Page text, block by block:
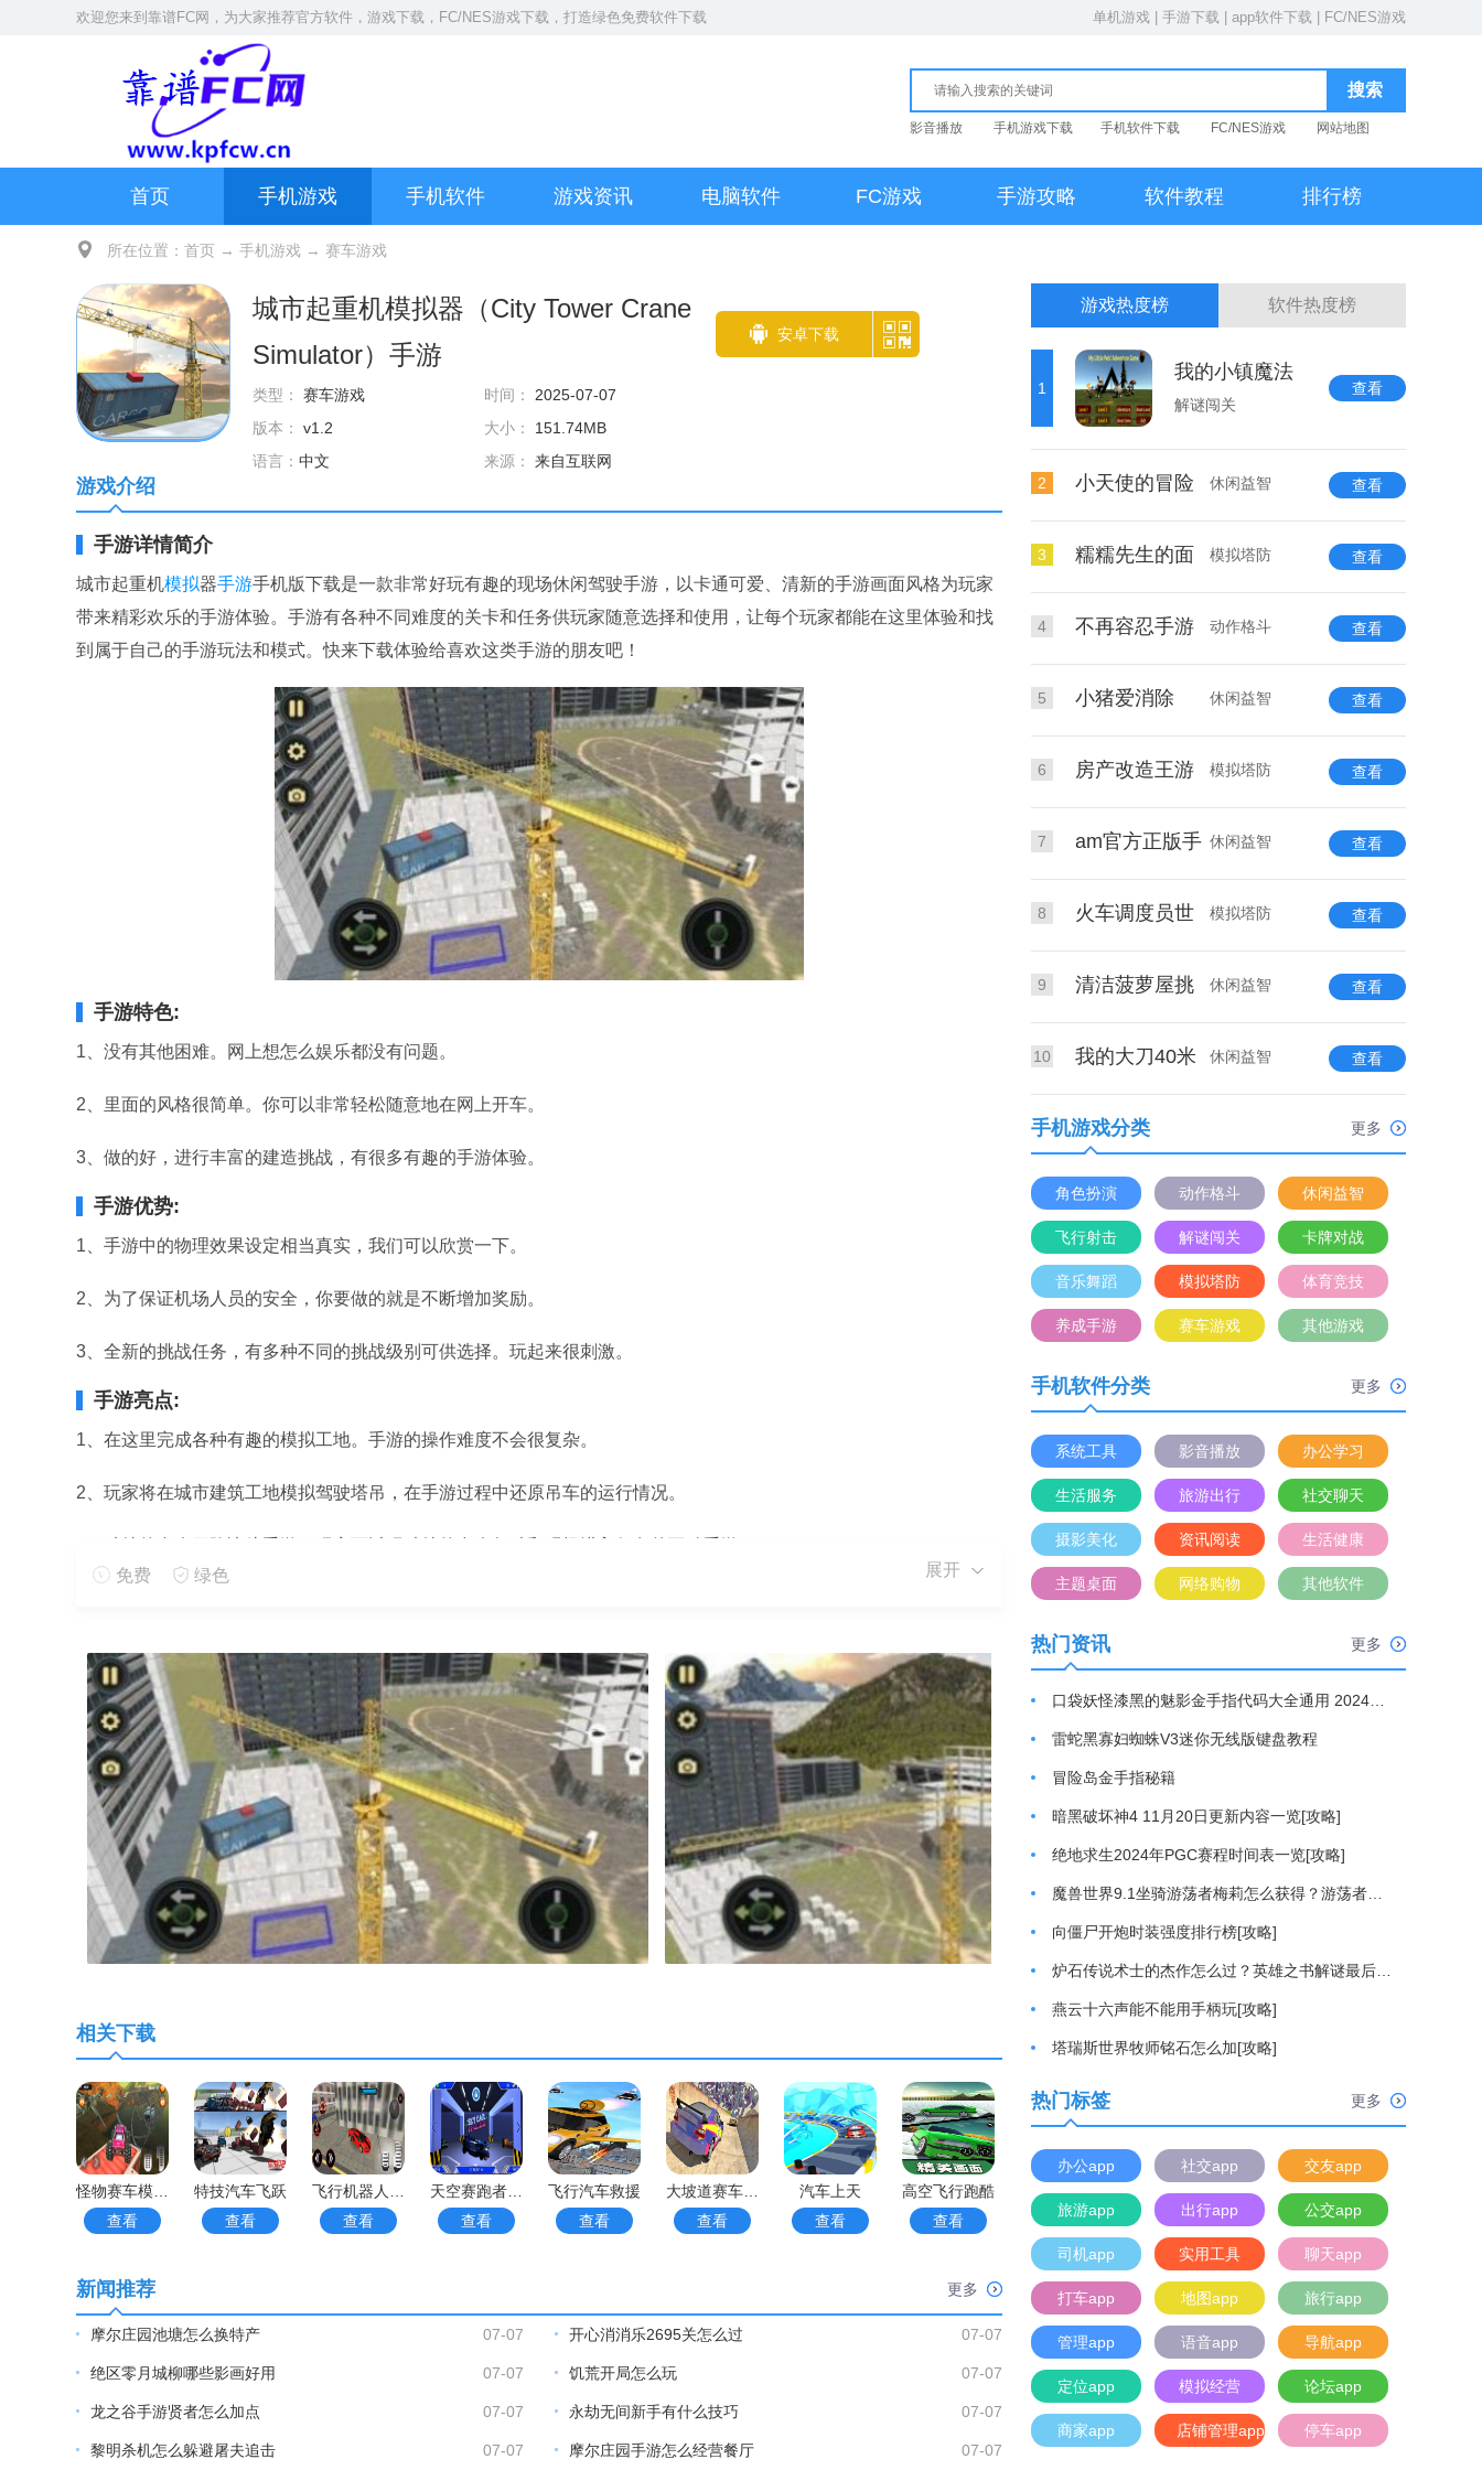
欢迎您来到 靠谱FC网 ，为大家推荐官方软件，游戏下载， FC/NES游戏下载 ，打造绿色免费软件下载 单机游戏 手游下载 app软件下载 FC/NES游戏
影音播放 手机游戏下载 手机软件下载 FC/NES游戏 网站地图
首页 手机游戏 手机软件 游戏资讯 电脑软件 FC游戏 手游攻略 软件教程 排行榜
所在位置： 首页 → 手机游戏 → 赛车游戏
城市起重机模拟器（City Tower Crane
Simulator）手游
类型： 赛车游戏 时间： 2025-07-07
版本： v1.2 大小：
151.74MB
语言： 中文 来源： 来自互联网
安卓下载
游戏介绍
手游详情简介
城市起重机模拟器手游手机版下载是一款非常好玩有趣的现场休闲驾驶手游，以卡通可爱、清新的手游画面风格为玩家
带来精彩欢乐的手游体验。手游有各种不同难度的关卡和任务供玩家随意选择和使用，让每个玩家都能在这里体验和找
到属于自己的手游玩法和模式。快来下载体验给喜欢这类手游的朋友吧！
手游特色:
1、没有其他困难。网上想怎么娱乐都没有问题。
2、里面的风格很简单。你可以非常轻松随意地在网上开车。
3、做的好，进行丰富的建造挑战，有很多有趣的手游体验。
手游优势:
1、手游中的物理效果设定相当真实，我们可以欣赏一下。
2、为了保证机场人员的安全，你要做的就是不断增加奖励。
3、全新的挑战任务，有多种不同的挑战级别可供选择。玩起来很刺激。
手游亮点:
1、在这里完成各种有趣的模拟工地。手游的操作难度不会很复杂。
2、玩家将在城市建筑工地模拟驾驶塔吊，在手游过程中还原吊车的运行情况。
2、你需要安装更多的配件，然后完成更精彩的操作。
3、将货物从一边运送到另一边，整个手游操作非常简单。
更多好玩实用的手游，请持续关注靠谱FC网
免费 绿色 展开
相关下载
查看
特技汽车飞跃
查看
查看
查看
飞行汽车救援
查看
查看
汽车上天
查看
高空飞行跑酷
查看
新闻推荐 更多
摩尔庄园池塘怎么换特产 07-07 开心消消乐2695关怎么过 07-07
绝区零月城柳哪些影画好用 07-07 饥荒开局怎么玩 07-07
龙之谷手游贤者怎么加点 07-07 永劫无间新手有什么技巧 07-07
黎明杀机怎么躲避屠夫追击 07-07 摩尔庄园手游怎么经营餐厅 07-07
游戏热度榜 软件热度榜
1
我的小镇魔法
解谜闯关
查看
2 小天使的冒险 休闲益智 查看
3 糯糯先生的面 模拟塔防 查看
4 不再容忍手游 动作格斗 查看
5 小猪爱消除 休闲益智 查看
6 房产改造王游 模拟塔防 查看
7 am官方正版手 休闲益智 查看
8 火车调度员世 模拟塔防 查看
9 清洁菠萝屋挑 休闲益智 查看
10 我的大刀40米 休闲益智 查看
手机游戏分类 更多
角色扮演 动作格斗 休闲益智
飞行射击 解谜闯关 卡牌对战
音乐舞蹈 模拟塔防 体育竞技
养成手游 赛车游戏 其他游戏
手机软件分类 更多
系统工具 影音播放 办公学习
生活服务 旅游出行 社交聊天
摄影美化 资讯阅读 生活健康
主题桌面 网络购物 其他软件
热门资讯 更多
雷蛇黑寡妇蜘蛛V3迷你无线版键盘教程
冒险岛金手指秘籍
暗黑破坏神4 11月20日更新内容一览[攻略]
绝地求生2024年PGC赛程时间表一览[攻略]
向僵尸开炮时装强度排行榜[攻略]
燕云十六声能不能用手柄玩[攻略]
塔瑞斯世界牧师铭石怎么加[攻略]
热门标签 更多
办公app 社交app 交友app
旅游app 出行app 公交app
司机app 实用工具 聊天app
打车app 地图app 旅行app
管理app 语音app 导航app
定位app 模拟经营 论坛app
商家app 店铺管理app 停车app